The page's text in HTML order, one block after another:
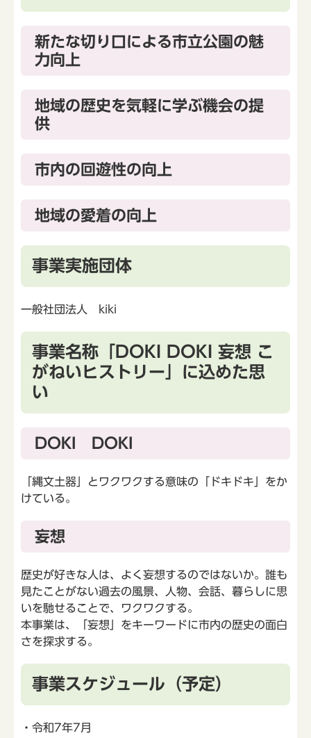
新たな切り口による市立公園の魅
力向上
地域の歴史を気軽に学ぶ機会の提
供
市内の回遊性の向上
地域の愛着の向上
事業実施団体
一般社団法人 kiki
事業名称「DOKI DOKI 妄想 こ
がねいヒストリー」に込めた思
い
DOKI DOKI
「縄文土器」とワクワクする意味の「ドキドキ」をか
けている。
妄想
歴史が好きな人は、よく妄想するのではないか。誰も
見たことがない過去の風景、人物、会話、暮らしに思
いを馳せることで、ワクワクする。
本事業は、「妄想」をキーワードに市内の歴史の面白
さを探求する。
事業スケジュール（予定）
・令和7年7月